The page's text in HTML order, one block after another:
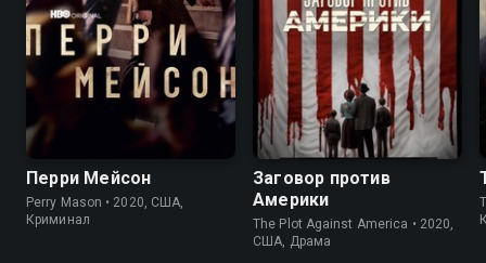
Перри Мейсон
Perry Mason • 2020, США,
Криминал
6.7 7.3
Заговор против
Америки
The Plot Against America • 2020,
США, Драма